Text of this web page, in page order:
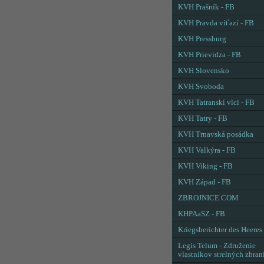
KVH Prašník - FB
KVH Pravda víťazí - FB
KVH Pressburg
KVH Prievidza - FB
KVH Slovensko
KVH Svoboda
KVH Tatranskí vlci - FB
KVH Tatry - FB
KVH Trnavská posádka
KVH Valkýra - FB
KVH Viking - FB
KVH Západ - FB
ZBROJNICE.COM
KHPAaSZ - FB
Kriegsberichter des Heeres
Legis Telum - Združenie
vlastníkov strelných